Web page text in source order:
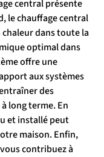
central présente
le chauffage central
dans toute la
optimal dans
offre une
aux systèmes
des
long terme. En
et installé peut
maison. Enfin,
contribuez à